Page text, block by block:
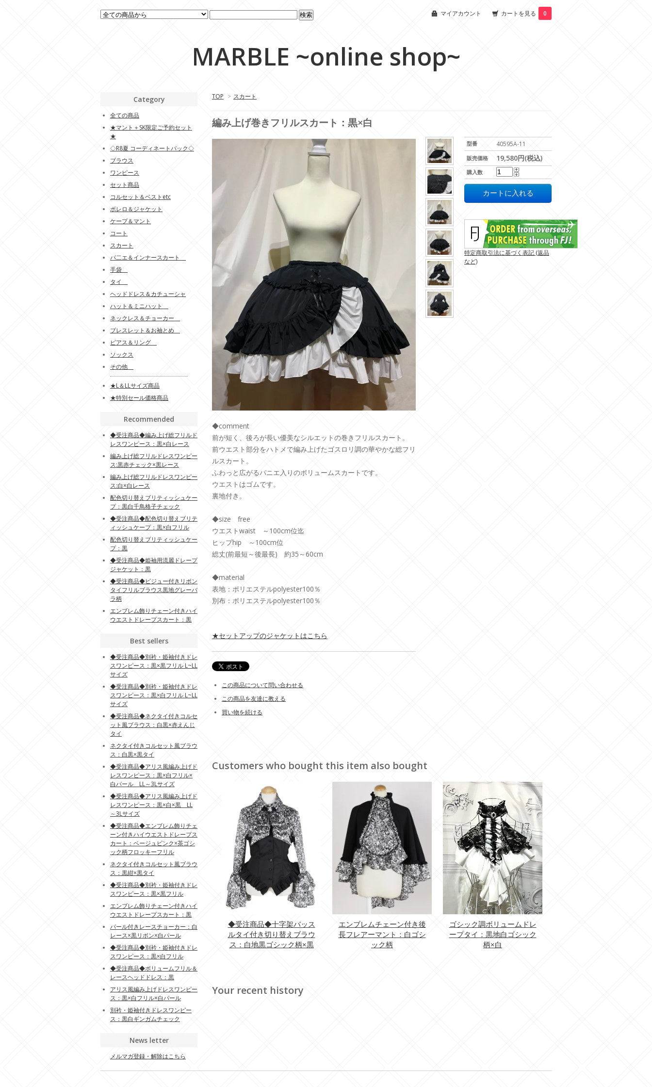
マイアカウント カートを見る 0
MARBLE ~online shop~
TOP > スカート
編み上げ巻きフリルスカート：黒×白
型番 40595A-11
販売価格 19,580円(税込)
購入数
特定商取引法に基づく表記 (返品
など)
◆comment
前が短く、後ろが長い優美なシルエットの巻きフリルスカート。
前ウエスト部分をハトメで編み上げたゴスロリ調の華やかな総フリ
ルスカート。
ふわっと広がるパニエ入りのボリュームスカートです。
ウエストはゴムです。
裏地付き。
◆size free
ウエストwaist ～100cm位迄
ヒップhip ～100cm位
総丈(前最短～後最長) 約35～60cm
◆material
表地：ポリエステルpolyester100％
別布：ポリエステルpolyester100％
★セットアップのジャケットはこちら
この商品について問い合わせる
この商品を友達に教える
買い物を続ける
Customers who bought this item also bought
◆受注商品◆十字架バッス
ルタイ付き切り替えブラウ
ス：白地黒ゴシック柄×黒
エンブレムチェーン付き後
長フレアーマント：白ゴシ
ック柄
ゴシック調ボリュームドレ
ープタイ：黒地白ゴシック
柄×白
Your recent history
Category
全ての商品
★マント＋SK限定ご予約セット
★
◇R8夏 コーディネートパック◇
ブラウス
ワンピース
セット商品
コルセット＆ベストetc
ボレロ＆ジャケット
ケープ＆マント
コート
スカート
パ二エ＆インナースカート
手袋
タイ
ヘッドドレス＆カチューシャ
ハット＆ミニハット
ネックレス＆チョーカー
ブレスレット＆お袖とめ
ピアス＆リング
ソックス
その他
★L＆LLサイズ商品
★特別セール価格商品
Recommended
◆受注商品◆編み上げ総フリルド
レスワンピース：黒×白レース
編み上げ総フリルドレスワンピー
ス:黒赤チェック×黒レース
編み上げ総フリルドレスワンピー
ス:白×白レース
配色切り替えブリティッシュケー
プ：黒白千鳥格子チェック
◆受注商品◆配色切り替えブリテ
ィッシュケープ：黒×白フリル
配色切り替えブリティッシュケー
プ：黒
◆受注商品◆姫袖用流麗ドレープ
ジャケット：黒
◆受注商品◆ビジュー付きリボン
タイフリルブラウス黒地グレーバ
ラ柄
エンブレム飾りチェーン付きハイ
ウエストドレープスカート：黒
Best sellers
◆受注商品◆別衿・姫袖付きドレ
スワンピース：黒×黒フリル L~LL
サイズ
◆受注商品◆別衿・姫袖付きドレ
スワンピース：黒×白フリル L~LL
サイズ
◆受注商品◆ネクタイ付きコルセ
ット風ブラウス：白黒×赤えんじ
タイ
ネクタイ付きコルセット風ブラウ
ス：白黒×黒タイ
◆受注商品◆アリス風編み上げド
レスワンピース：黒×白フリル×
白パール LL～3Lサイズ
◆受注商品◆アリス風編み上げド
レスワンピース：黒×白×黒 LL
～3Lサイズ
◆受注商品◆エンブレム飾りチェ
ーン付きハイウエストドレープス
カート：ベージュピンク×茶ゴシ
ック柄フロッキーフリル
ネクタイ付きコルセット風ブラウ
ス：黒紺×黒タイ
◆受注商品◆別衿・姫袖付きドレ
スワンピース：黒×黒フリル
エンブレム飾りチェーン付きハイ
ウエストドレープスカート：黒
パール付きレースチョーカー：白
レース×黒リボン×白パール
◆受注商品◆別衿・姫袖付きドレ
スワンピース：黒×白フリル
◆受注商品◆ボリュームフリル＆
レースヘッドドレス：黒
アリス風編み上げドレスワンピー
ス：黒×白フリル×白パール
別衿・姫袖付きドレスワンピー
ス：黒白ギンガムチェック
News letter
メルマガ登録・解除はこちら